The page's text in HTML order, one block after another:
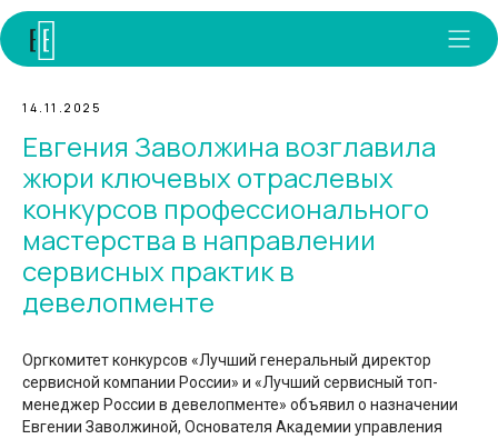
14.11.2025
Евгения Заволжина возглавила
жюри ключевых отраслевых
конкурсов профессионального
мастерства в направлении
сервисных практик в
девелопменте
Оргкомитет конкурсов «Лучший генеральный директор
сервисной компании России» и «Лучший сервисный топ-
менеджер России в девелопменте» объявил о назначении
Евгении Заволжиной, Основателя Академии управления